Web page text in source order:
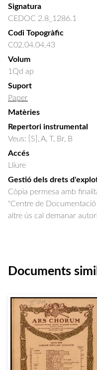
Signatura
CEDOC 2.8_1286.1
Codi Topogràfic
C02.04.04.43
Volum
1Qd ap
Suport
Paper
Matèries
Repertori instrumental
Veus: [S], A, T, Br, B
Accés
Lliure
Gestió dels drets
Còpia permesa amb
"Centre de Documentació
altre ús cal demanar
Documents